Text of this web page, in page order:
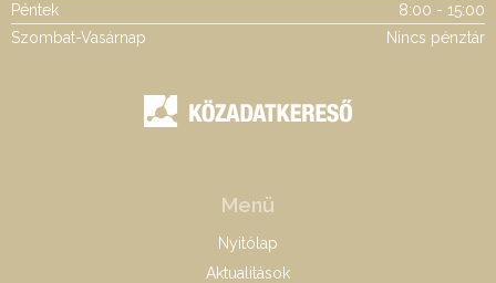
Péntek
8:00 - 15:00
Szombat-Vasárnap
Nincs pénztár
Menü
Nyitólap
Aktualitások